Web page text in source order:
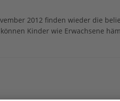
(Herbstgrasmilben, Erntemilben)
2012 finden wieder die
Kinder wie Erwachsene